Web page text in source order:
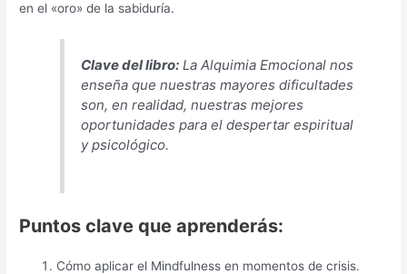
en el «oro» de la sabiduría.
Clave del libro: La Alquimia Emocional nos
enseña que nuestras mayores dificultades
son, en realidad, nuestras mejores
oportunidades para el despertar espiritual
y psicológico.
Puntos clave que aprenderás:
Cómo aplicar el Mindfulness en momentos de crisis.